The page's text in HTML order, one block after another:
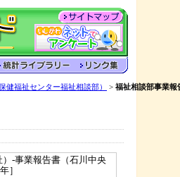
健福祉センター福祉相談部） > 福祉相談部事業報
-事業報告書（石川中央
］